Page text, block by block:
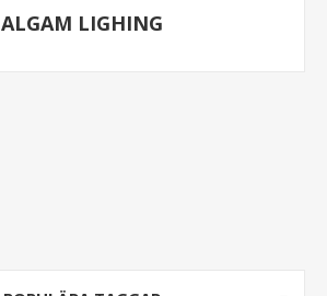
ALGAM LIGHING